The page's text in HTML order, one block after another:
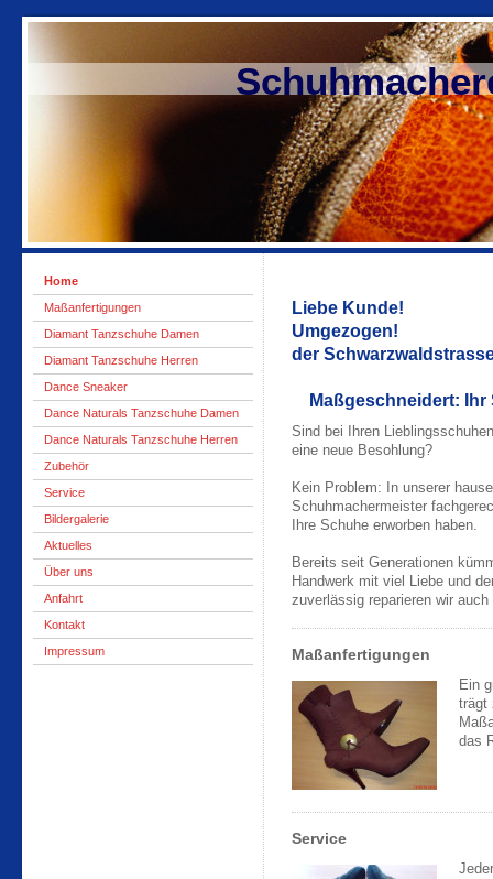
Schuhmacherei
Home
Maßanfertigungen
Diamant Tanzschuhe Damen
Diamant Tanzschuhe Herren
Dance Sneaker
Dance Naturals Tanzschuhe Damen
Dance Naturals Tanzschuhe Herren
Zubehör
Service
Bildergalerie
Aktuelles
Über uns
Anfahrt
Kontakt
Impressum
Liebe
der
Maßgeschneidert: Ihr
Sind bei Ihren
eine neue Besohlung?
Kein Problem: In unserer
Schuhmachermeister
Ihre Schuhe erworben haben.
Bereits seit Generationen
Handwerk mit viel Liebe und
zuverlässig reparieren wir
Maßanfertigungen
Ein
trägt
das
Service